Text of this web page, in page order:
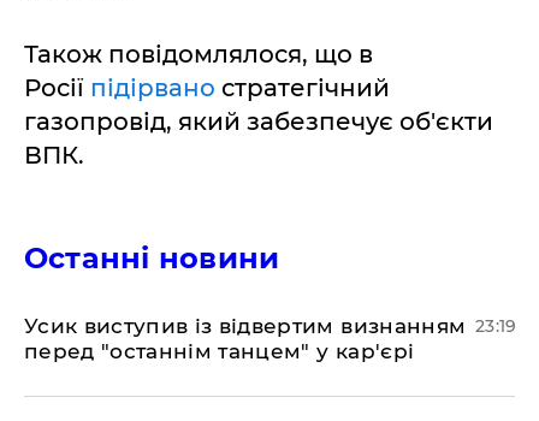
Також повідомлялося, що в
Росії підірвано стратегічний
газопровід, який забезпечує об'єкти
ВПК.
Останні новини
​Усик виступив із відвертим визнанням
перед "останнім танцем" у кар'єрі
23:19